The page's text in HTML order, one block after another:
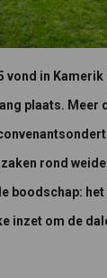
vond in
plaats. Meer
rond
boodschap:
inzet om de